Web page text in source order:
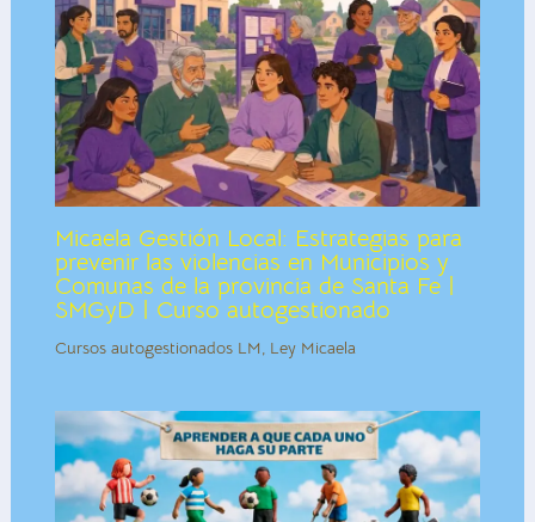
Micaela Gestión Local: Estrategias para
prevenir las violencias en Municipios y
Comunas de la provincia de Santa Fe |
SMGyD | Curso autogestionado
Cursos autogestionados LM, Ley Micaela